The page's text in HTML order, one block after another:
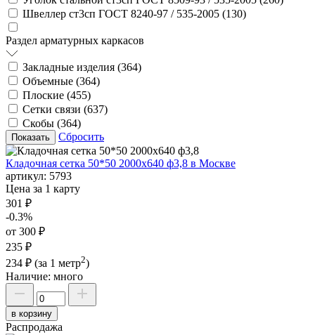
Швеллер ст3сп ГОСТ 8240-97 / 535-2005 (130)
Раздел арматурных каркасов
Закладные изделия (364)
Объемные (364)
Плоские (455)
Сетки связи (637)
Скобы (364)
Сбросить
Кладочная сетка 50*50 2000х640 ф3,8 в Москве
артикул: 5793
Цена за 1 карту
301 ₽
-0.3%
от 300 ₽
235 ₽
234 ₽ (за 1 метр2)
Наличие: много
в корзину
Распродажа